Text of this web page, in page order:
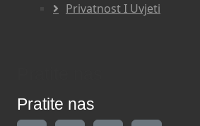
Privatnost I Uvjeti
Pratite nas